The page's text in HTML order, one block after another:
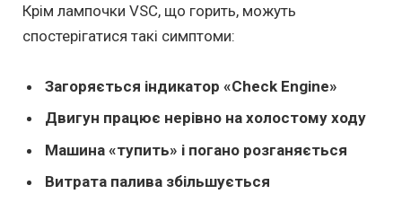
Крім лампочки VSC, що горить, можуть
спостерігатися такі симптоми:
Загоряється індикатор «Check Engine»
Двигун працює нерівно на холостому ходу
Машина «тупить» і погано розганяється
Витрата палива збільшується